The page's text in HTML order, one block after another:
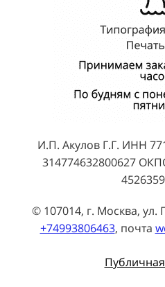
И.П. Акулов Г.Г. ИНН
314774632800627
© 107014, г. Москва, ул.
+74993806463, почта